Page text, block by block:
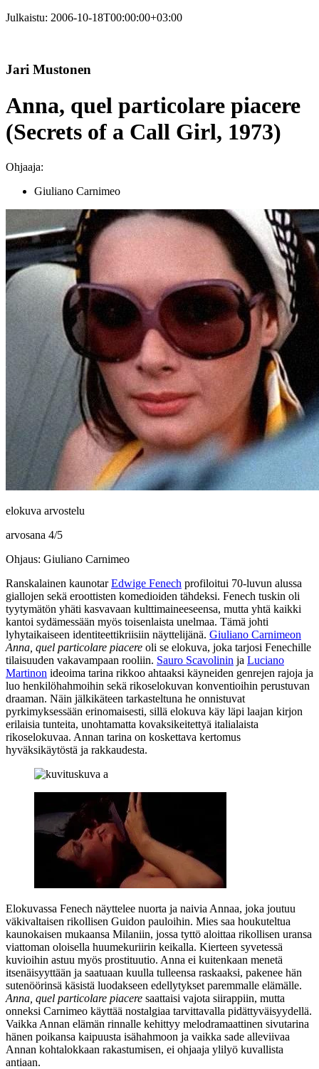
Julkaistu: 2006-10-18T00:00:00+03:00
Jari Mustonen
Anna, quel particolare piacere
(Secrets of a Call Girl, 1973)
Ohjaaja:
Giuliano Carnimeo
elokuva arvostelu
arvosana 4/5
Ohjaus: Giuliano Carnimeo
Ranskalainen kaunotarEdwige Fenech profiloitui 70‑luvun alussa
giallojen sekä eroottisten komedioiden tähdeksi. Fenech tuskin oli
tyytymätön yhäti kasvavaan kulttimaineeseensa, mutta yhtä kaikki
kantoi sydämessään myös toisenlaista unelmaa. Tämä johti
lyhytaikaiseen identiteettikriisiin näyttelijänä. Giuliano Carnimeon
Anna, quel particolare piacere oli se elokuva, joka tarjosi Fenechille
tilaisuuden vakavampaan rooliin. Sauro Scavolinin ja Luciano
Martinon ideoima tarina rikkoo ahtaaksi käyneiden genrejen rajoja ja
luo henkilöhahmoihin sekä rikoselokuvan konventioihin perustuvan
draaman. Näin jälkikäteen tarkasteltuna he onnistuvat
pyrkimyksessään erinomaisesti, sillä elokuva käy läpi laajan kirjon
erilaisia tunteita, unohtamatta kovaksikeitettyä italialaista
rikoselokuvaa. Annan tarina on koskettava kertomus
hyväksikäytöstä ja rakkaudesta.
Elokuvassa Fenech näyttelee nuorta ja naivia Annaa, joka joutuu
väkivaltaisen rikollisen Guidon pauloihin. Mies saa houkuteltua
kaunokaisen mukaansa Milaniin, jossa tyttö aloittaa rikollisen uransa
viattoman oloisella huumekuriirin keikalla. Kierteen syvetessä
kuvioihin astuu myös prostituutio. Anna ei kuitenkaan menetä
itsenäisyyttään ja saatuaan kuulla tulleensa raskaaksi, pakenee hän
sutenöörinsä käsistä luodakseen edellytykset paremmalle elämälle.
Anna, quel particolare piacere saattaisi vajota siirappiin, mutta
onneksi Carnimeo käyttää nostalgiaa tarvittavalla pidättyväisyydellä.
Vaikka Annan elämän rinnalle kehittyy melodramaattinen sivutarina
hänen poikansa kaipuusta isähahmoon ja vaikka sade alleviivaa
Annan kohtalokkaan rakastumisen, ei ohjaaja ylilyö kuvallista
antiaan.